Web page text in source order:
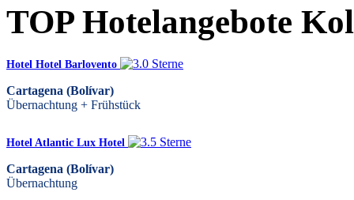
TOP Hotelangebote
Hotel Hotel Barlovento
Cartagena (Bolívar)
Übernachtung + Frühstück
Hotel Atlantic Lux Hotel
Cartagena (Bolívar)
Übernachtung